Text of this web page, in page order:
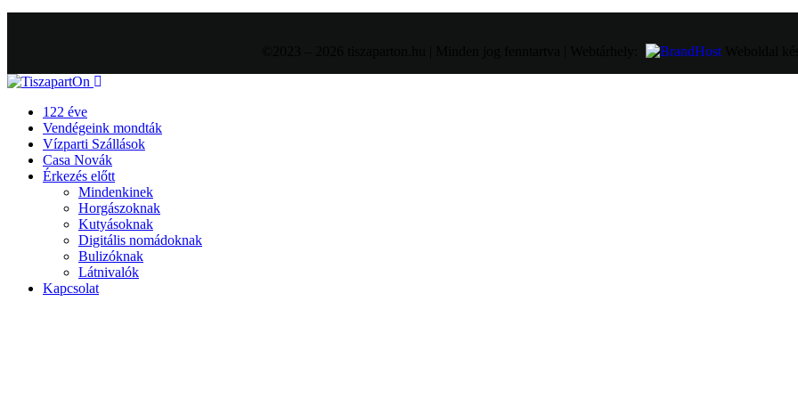
Weboldal
122 éve
Vendégeink mondták
Vízparti Szállások
Casa Novák
Érkezés előtt
Mindenkinek
Horgászoknak
Kutyásoknak
Digitális nomádoknak
Bulizóknak
Látnivalók
Kapcsolat